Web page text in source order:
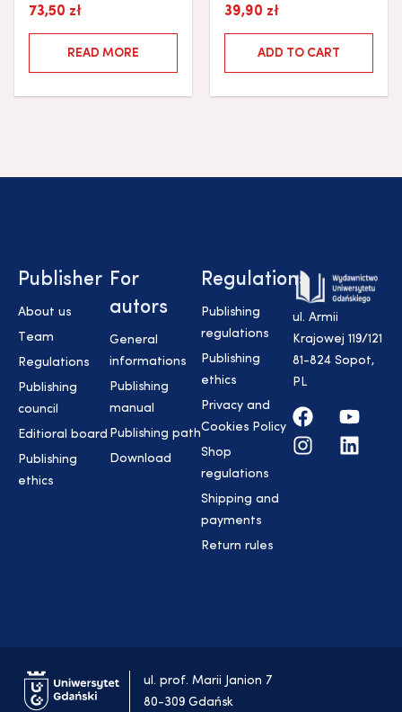
73,50 zł
READ MORE
39,90 zł
ADD TO CART
Publisher
About us
Team
Regulations
Publishing
council
Editioral board
Publishing
ethics
For
autors
General
informations
Publishing
manual
Publishing path
Download
Regulations
Publishing
regulations
Publishing
ethics
Privacy and
Cookies Policy
Shop
regulations
Shipping and
payments
Return rules
ul. Armii
Krajowej 119/121
81-824 Sopot,
PL
ul. prof. Marii Janion 7
80-309 Gdańsk